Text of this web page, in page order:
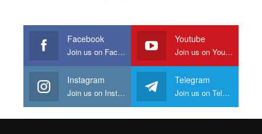
Facebook
Join us on Facebook
Youtube
Join us on Youtube
Instagram
Join us on Instagram
Telegram
Join us on Telegram